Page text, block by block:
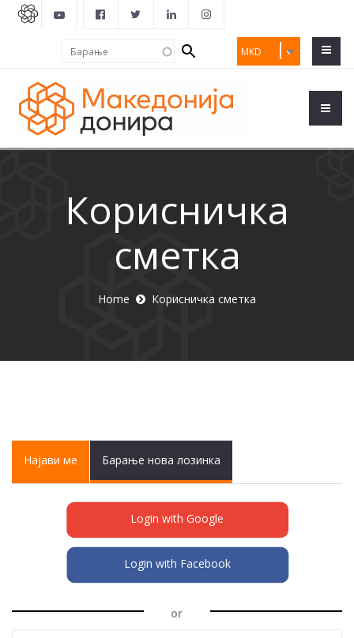
MKD
Search
form
Корисничка
сметка
Home Корисничка сметка
Primary tabs
Најави ме (activeБарање нова лозинка
Login with Google
Login with Facebook
or